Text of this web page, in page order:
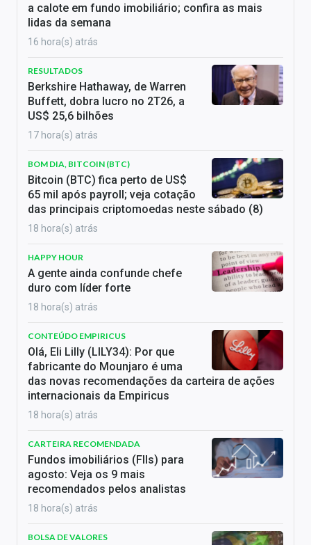
a calote em fundo imobiliário; confira as mais
lidas da semana
16 hora(s) atrás
RESULTADOS
Berkshire Hathaway, de Warren
Buffett, dobra lucro no 2T26, a
US$ 25,6 bilhões
17 hora(s) atrás
BOM DIA, BITCOIN (BTC)
Bitcoin (BTC) fica perto de US$
65 mil após payroll; veja cotação
das principais criptomoedas neste sábado (8)
18 hora(s) atrás
HAPPY HOUR
A gente ainda confunde chefe
duro com líder forte
18 hora(s) atrás
CONTEÚDO EMPIRICUS
Olá, Eli Lilly (LILY34): Por que
fabricante do Mounjaro é uma
das novas recomendações da carteira de ações
internacionais da Empiricus
18 hora(s) atrás
CARTEIRA RECOMENDADA
Fundos imobiliários (FIIs) para
agosto: Veja os 9 mais
recomendados pelos analistas
18 hora(s) atrás
BOLSA DE VALORES